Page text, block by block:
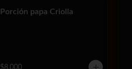
Porción papa Criolla
$8.000